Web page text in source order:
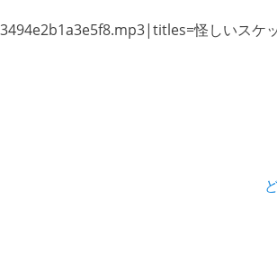
怪しいスケ